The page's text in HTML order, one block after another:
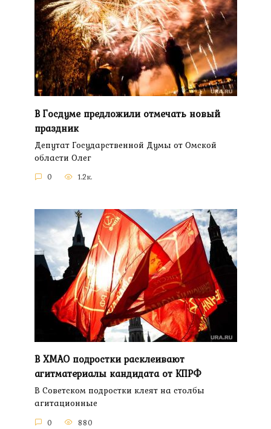
В Госдуме предложили отмечать новый
праздник
Депутат Государственной Думы от Омской
области Олег
0 1.2к.
В ХМАО подростки расклеивают
агитматериалы кандидата от КПРФ
В Советском подростки клеят на столбы
агитационные
0 880